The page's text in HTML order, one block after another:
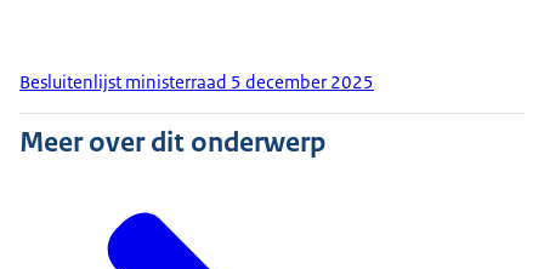
Besluitenlijst ministerraad 5 december 2025
Meer over dit onderwerp